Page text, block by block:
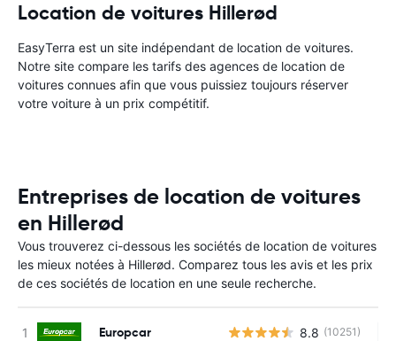
Location de voitures Hillerød
EasyTerra est un site indépendant de location de voitures.
Notre site compare les tarifs des agences de location de
voitures connues afin que vous puissiez toujours réserver
votre voiture à un prix compétitif.
Entreprises de location de voitures
en Hillerød
Vous trouverez ci-dessous les sociétés de location de voitures
les mieux notées à Hillerød. Comparez tous les avis et les prix
de ces sociétés de location en une seule recherche.
Europcar 8.8 (10251)